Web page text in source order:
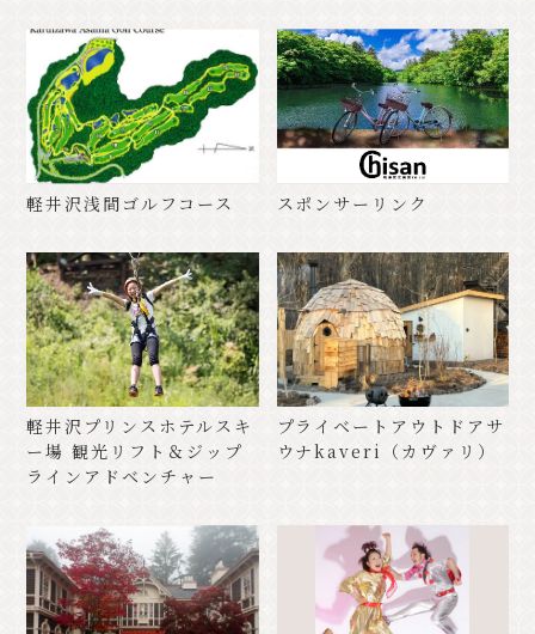
軽井沢浅間ゴルフコース スポンサーリンク
軽井沢プリンスホテルスキ
ー場 観光リフト＆ジップ
ラインアドベンチャー
プライベートアウトドアサ
ウナkaveri（カヴァリ）